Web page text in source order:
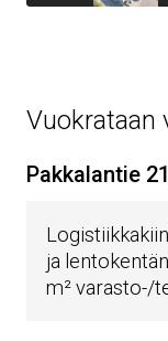
Vuokrataan
Pakkalantie
ja
m² varasto-/